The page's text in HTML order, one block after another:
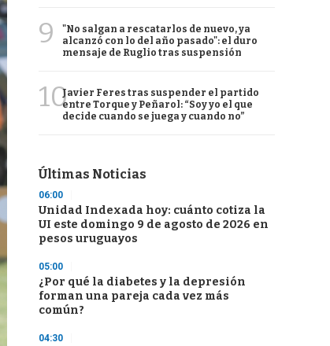
9
"No salgan a rescatarlos de nuevo, ya
alcanzó con lo del año pasado": el duro
mensaje de Ruglio tras suspensión
10Javier Feres tras suspender el partido
entre Torque y Peñarol: “Soy yo el que
decide cuando se juega y cuando no”
Últimas Noticias
06:00
Unidad Indexada hoy: cuánto cotiza la
UI este domingo 9 de agosto de 2026 en
pesos uruguayos
05:00
¿Por qué la diabetes y la depresión
forman una pareja cada vez más
común?
04:30